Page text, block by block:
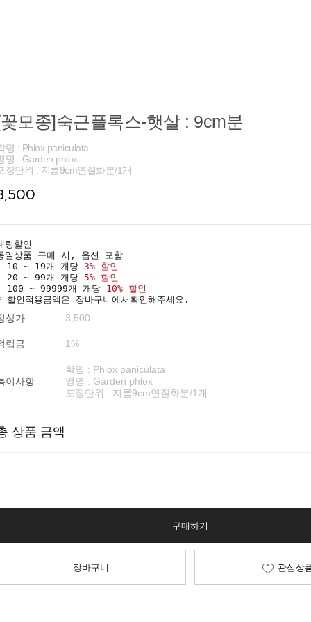
모종]숙근플록스-햇살 : 9cm분
명 : Phlox paniculata
명 : Garden phlox
장단위 : 지름9cm연질화분/1개
량할인
일상품 구매 시, 옵션 포함
10 ~ 19개 개당 3% 할인
20 ~ 99개 개당 5% 할인
100 ~ 99999개 개당 10% 할인
할인적용금액은 장바구니에서확인해주세요.
상가 3,500
립금 1%
이사항
학명 : Phlox paniculata
영명 : Garden phlox
포장단위 : 지름9cm연질화분/1개
상품 금액
구매하기
장바구니 관심상